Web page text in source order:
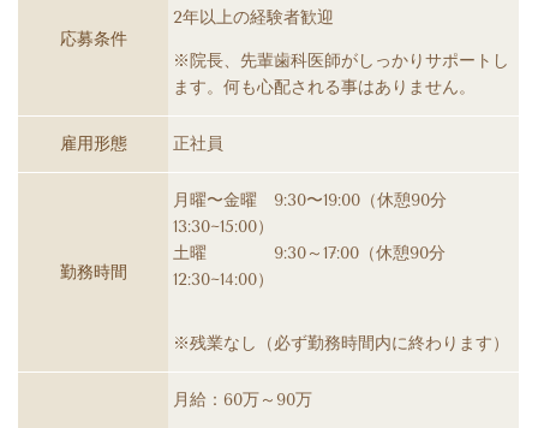
応募条件
2年以上の経験者歓迎
※院長、先輩歯科医師がしっかりサポートし
ます。何も心配される事はありません。
雇用形態 正社員
勤務時間
月曜〜金曜 9:30〜19:00（休憩90分
13:30~15:00）
土曜 9:30～17:00（休憩90分
12:30~14:00）
※残業なし（必ず勤務時間内に終わります）
月給：60万～90万